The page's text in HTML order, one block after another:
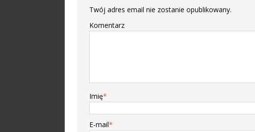
Twój adres email nie zostanie opublikowany.
Komentarz
Imię*
E-mail*